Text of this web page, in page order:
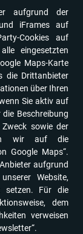
aufgrund der
iFrames auf
Cookies auf
eingesetzten
Maps-Karte
die Drittanbieter
über Ihren
Sie aktiv auf
Beschreibung
sowie der
wir auf die
Google Maps“.
aufgrund
Website,
setzen. Für die
dem
verweisen